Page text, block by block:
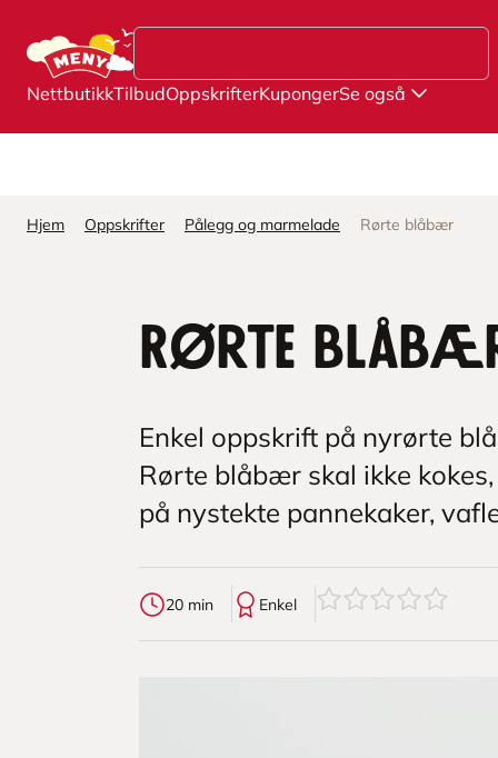
NettbutikkTilbudOppskrifterKupongerSe også
Hjem Oppskrifter Pålegg og marmelade Rørte blåbær
Rørte
Enkel oppskrift på nyrørte
Rørte blåbær skal ikke
på nystekte pannekaker,
20 min Enkel 0av5stjerner